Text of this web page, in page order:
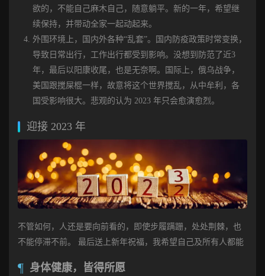
欲的，不能自己麻木自己，随意躺平。新的一年，希望继
续保持，并带动全家一起动起来。
外围环境上，国内外各种“乱套”。国内防疫政策时常变换，
导致日常出行，工作出行都受到影响。没想到防范了近3
年，最后以阳康收尾，也是无奈啊。国际上，俄乌战争，
美国跟搅屎棍一样，故意将这个世界搅乱，从中牟利，各
国受影响很大。悲观的认为 2023 年只会愈演愈烈。
迎接 2023 年
不管如何，人还是要向前看的，即使步履蹒跚，处处荆棘，也
不能停滞不前。 最后送上新年祝福，我希望自己及所有人都能
身体健康，皆得所愿